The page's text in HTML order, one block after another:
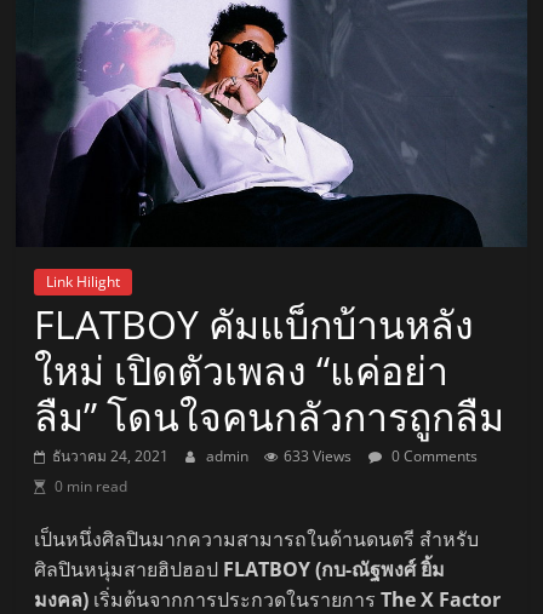
Link Hilight
FLATBOY คัมแบ็กบ้านหลัง
ใหม่ เปิดตัวเพลง “แค่อย่า
ลืม” โดนใจคนกลัวการถูกลืม
ธันวาคม 24, 2021 admin 633 Views
0 Comments
0 min read
เป็นหนึ่งศิลปินมากความสามารถในด้านดนตรี สำหรับ
ศิลปินหนุ่มสายฮิปฮอป FLATBOY (กบ-ณัฐพงศ์ ยิ้ม
มงคล) เริ่มต้นจากการประกวดในรายการThe X Factor